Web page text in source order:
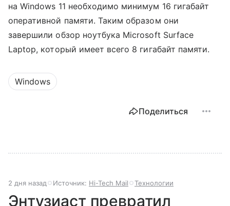
на Windows 11 необходимо минимум 16 гигабайт
оперативной памяти. Таким образом они
завершили обзор ноутбука Microsoft Surface
Laptop, который имеет всего 8 гигабайт памяти.
Windows
Поделиться
2 дня назад Источник: Hi-Tech Mail Технологии
Энтузиаст превратил